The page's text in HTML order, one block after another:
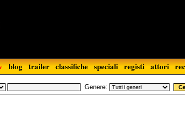
blog trailer classifiche speciali registi attori
Genere: